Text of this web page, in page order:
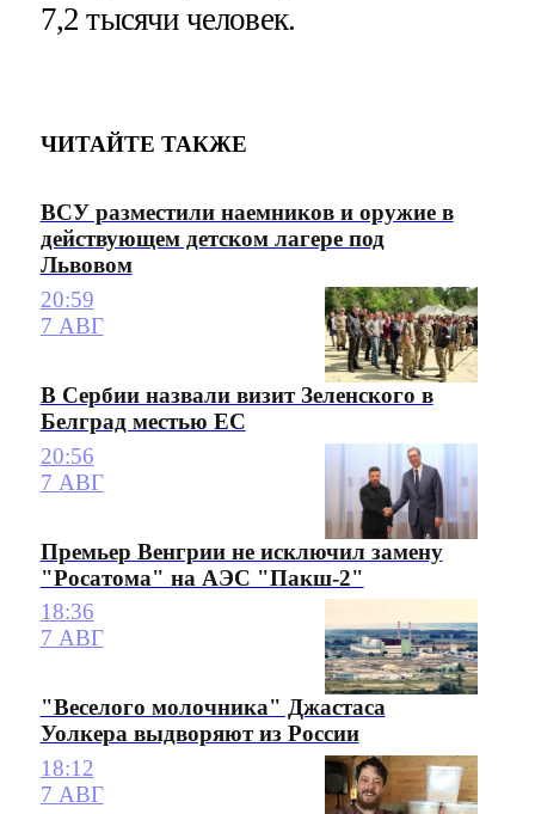
7,2 тысячи человек.
ЧИТАЙТЕ ТАКЖЕ
ВСУ разместили наемников и оружие в
действующем детском лагере под
Львовом
20:59
7 АВГ
В Сербии назвали визит Зеленского в
Белград местью ЕС
20:56
7 АВГ
Премьер Венгрии не исключил замену
"Росатома" на АЭС "Пакш-2"
18:36
7 АВГ
"Веселого молочника" Джастаса
Уолкера выдворяют из России
18:12
7 АВГ